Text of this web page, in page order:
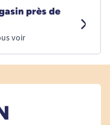
près de
voir